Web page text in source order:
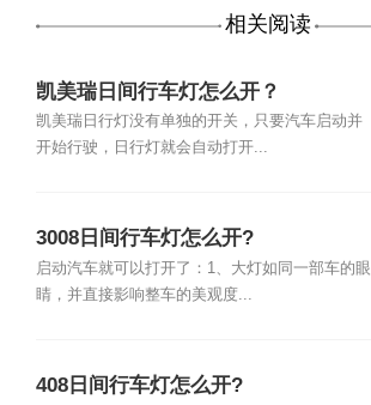
相关阅读
凯美瑞日间行车灯怎么开？
凯美瑞日行灯没有单独的开关，只要汽车启动并
开始行驶，日行灯就会自动打开...
3008日间行车灯怎么开?
启动汽车就可以打开了：1、大灯如同一部车的眼
睛，并直接影响整车的美观度...
408日间行车灯怎么开?